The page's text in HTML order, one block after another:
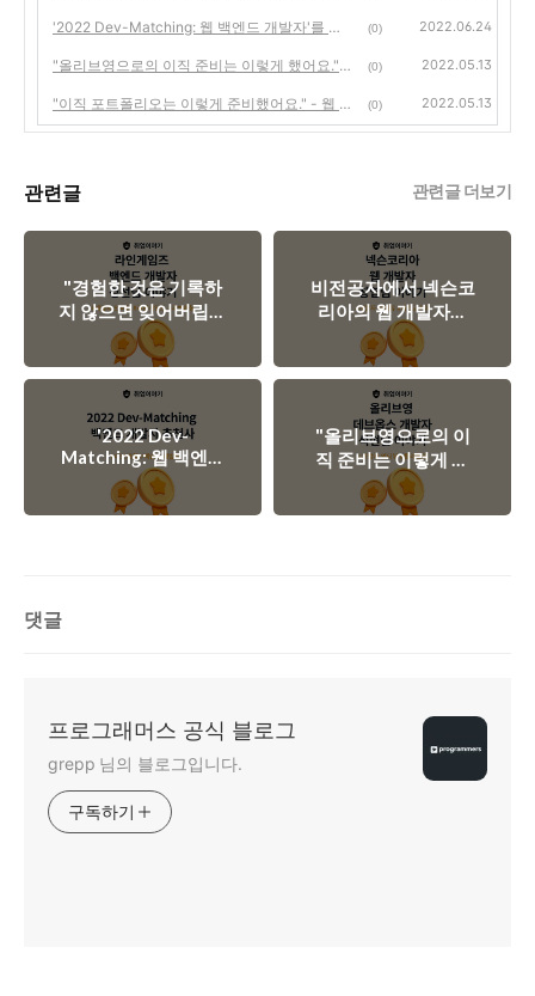
'2022 Dev-Matching: 웹 백엔드 개발자'를 통해 성공적으로 취업한 생생 후기를 들어보세요! (0) 2022.06.24
"올리브영으로의 이직 준비는 이렇게 했어요." - 프로그래머스를 통해 올리브영에 합류한 석현님 이야기 (0) 2022.05.13
"이직 포트폴리오는 이렇게 준비했어요." - 웹 백엔드 개발 데브매칭을 통해 라인플러스에 합류한 민서님 이야기 (0) 2022.05.13
관련글 관련글 더보기
"경험한 것은 기록하
지 않으면 잊어버립니
다. 반드시 기록하고
정리해두시는 것을 추
천 드려요" - 프로그래
라인게임즈의 백엔드
개발자로 합류한 경선
님 이야기
비전공자에서 넥슨코
리아의 웹 개발자가
되기까지 - 프로그래
머스를 통해 넥슨코리
아에 합류한 창엽님
이야기
'2022 Dev-
Matching: 웹 백엔드
개발자'를 통해 성공
적으로 취업한 생생
"올리브영으로의 이
직 준비는 이렇게 했
어요." - 프로그래머스
를 통해 올리브영에
댓글
프로그래머스 공식 블로그
grepp 님의 블로그입니다.
구독하기